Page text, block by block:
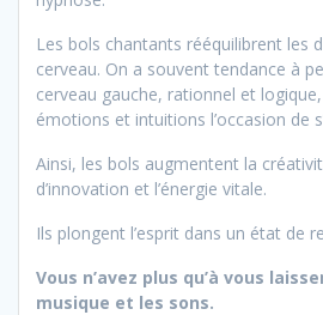
Les bols chantants rééquilibrent les
cerveau. On a souvent tendance à
cerveau gauche, rationnel et
émotions et intuitions l’occasion de
Ainsi, les bols augmentent la
d’innovation et l’énergie vitale.
Ils plongent l’esprit dans un état de
Vous n’avez plus qu’à vous
musique et les sons.